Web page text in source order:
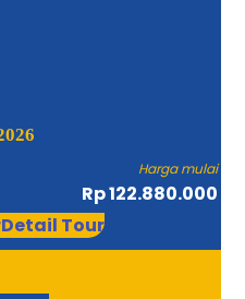
Harga mulai
Rp 122.880.000
Detail Tour